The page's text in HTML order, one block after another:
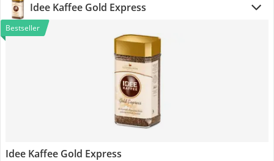
Idee Kaffee Gold Express
Bestseller
Idee Kaffee Gold Express